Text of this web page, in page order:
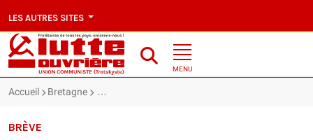
LES AUTRES SITES
MENU
Accueil Bretagne Vannes(56) : La mairie veut faire payer aux
BRÈVE